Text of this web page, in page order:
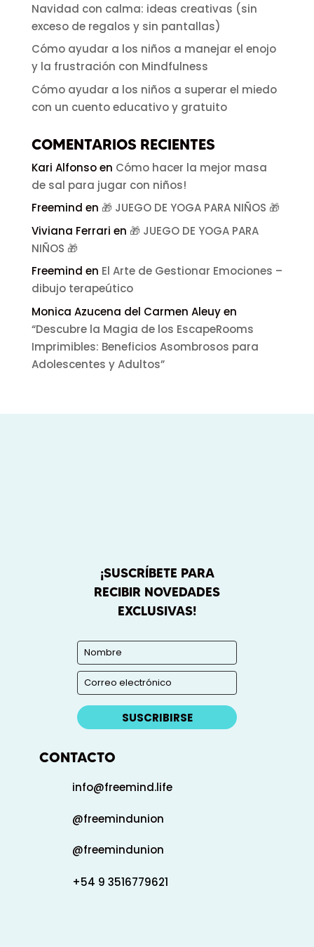
Navidad con calma: ideas creativas (sin
exceso de regalos y sin pantallas)
Cómo ayudar a los niños a manejar el enojo
y la frustración con Mindfulness
Cómo ayudar a los niños a superar el miedo
con un cuento educativo y gratuito
COMENTARIOS RECIENTES
Kari Alfonsoen Cómo hacer la mejor masa
de sal para jugar con niños!
Freemind en 🎁 JUEGO DE YOGA PARA NIÑOS 🎁
Viviana Ferrari en 🎁 JUEGO DE YOGA PARA
NIÑOS 🎁
Freemind en El Arte de Gestionar Emociones –
dibujo terapeútico
Monica Azucena del Carmen Aleuyen
“Descubre la Magia de los EscapeRooms
Imprimibles: Beneficios Asombrosos para
Adolescentes y Adultos”
¡SUSCRÍBETE PARA
RECIBIR NOVEDADES
EXCLUSIVAS!
SUSCRIBIRSE
CONTACTO
info@freemind.life
@freemindunion
@freemindunion
+54 9 3516779621